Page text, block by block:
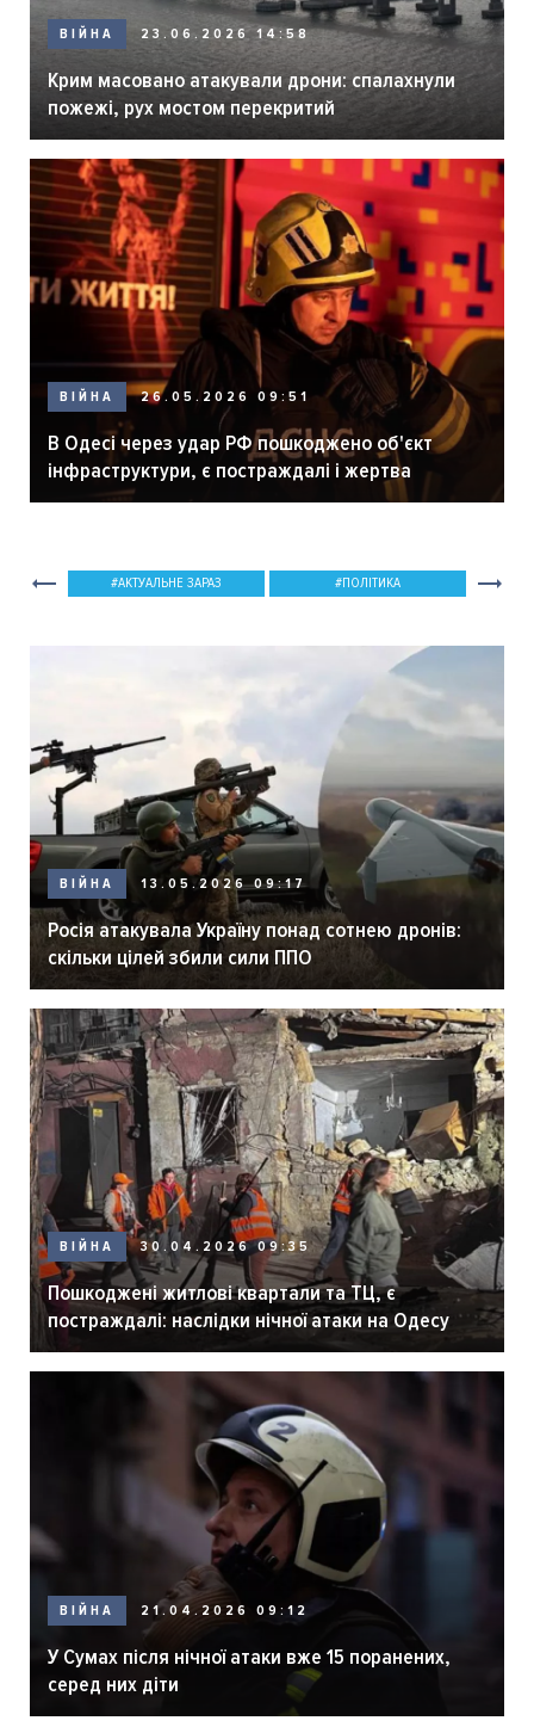
ВІЙНА 23.06.2026 14:58
Крим масовано атакували дрони: спалахнули
пожежі, рух мостом перекритий
ВІЙНА 26.05.2026 09:51
В Одесі через удар РФ пошкоджено об'єкт
інфраструктури, є постраждалі і жертва
АКТУАЛЬНЕ ЗАРАЗ ПОЛІТИКА
ВІЙНА 13.05.2026 09:17
Росія атакувала Україну понад сотнею дронів:
скільки цілей збили сили ППО
ВІЙНА 30.04.2026 09:35
Пошкоджені житлові квартали та ТЦ, є
постраждалі: наслідки нічної атаки на Одесу
ВІЙНА 21.04.2026 09:12
У Сумах після нічної атаки вже 15 поранених,
серед них діти